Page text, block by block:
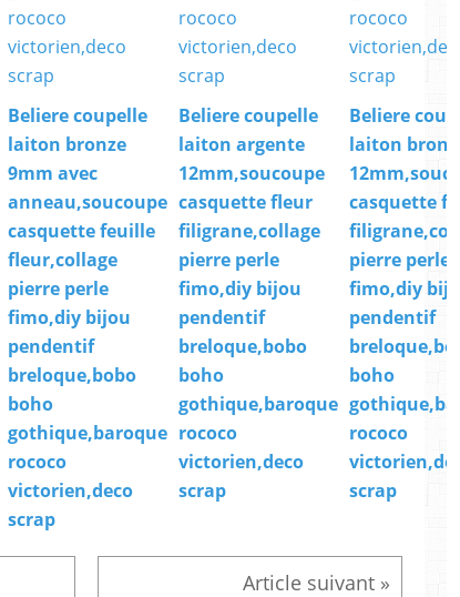
Beliere coupelle
laiton bronze
9mm avec
anneau,soucoupe
casquette feuille
fleur,collage
pierre perle
fimo,diy bijou
pendentif
breloque,bobo
boho
gothique,baroque
rococo
victorien,deco
scrap
Beliere coupelle
laiton argente
12mm,soucoupe
casquette fleur
filigrane,collage
pierre perle
fimo,diy bijou
pendentif
breloque,bobo
boho
gothique,baroque
rococo
victorien,deco
scrap
Beliere
laiton bronze
casquette
pierre perle
fimo,diy
pendentif
boho
rococo
scrap